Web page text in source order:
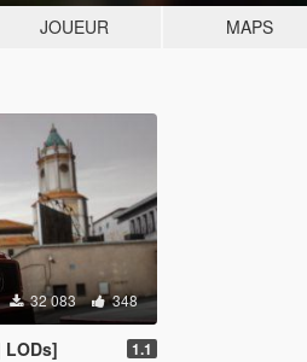
JOUEUR MAPS
32 083 348
1.1